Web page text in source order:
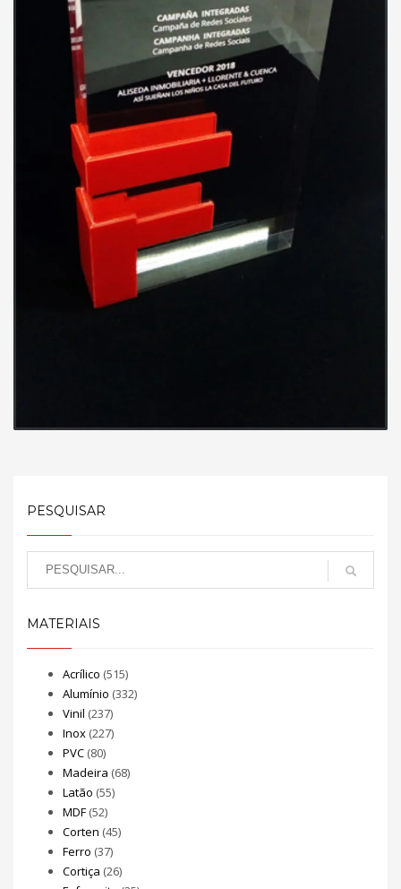
PESQUISAR
MATERIAIS
Acrílico (515)
Alumínio (332)
Vinil (237)
Inox (227)
PVC (80)
Madeira (68)
Latão (55)
MDF (52)
Corten (45)
Ferro (37)
Cortiça (26)